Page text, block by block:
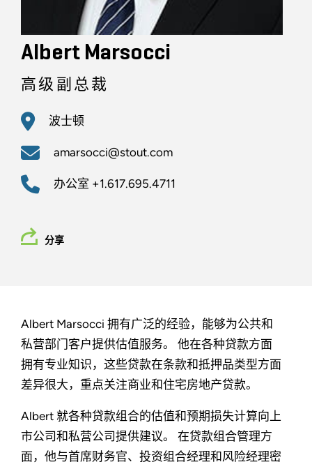
Albert Marsocci
高级副总裁
波士顿
amarsocci@stout.com
办公室 +1.617.695.4711
分享
Albert Marsocci 拥有广泛的经验，能够为公共和
私营部门客户提供估值服务。 他在各种贷款方面
拥有专业知识，这些贷款在条款和抵押品类型方面
差异很大，重点关注商业和住宅房地产贷款。
Albert 就各种贷款组合的估值和预期损失计算向上
市公司和私营公司提供建议。 在贷款组合管理方
面，他与首席财务官、投资组合经理和风险经理密